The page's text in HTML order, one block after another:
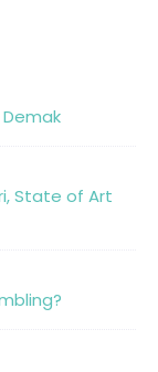
State of Art